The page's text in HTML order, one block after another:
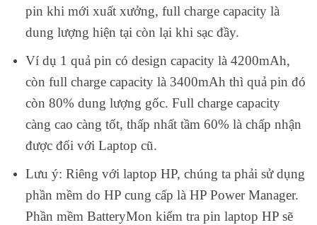
pin khi mới xuất xưởng, full charge capacity là
dung lượng hiện tại còn lại khi sạc đầy.
Ví dụ 1 quả pin có design capacity là 4200mAh,
còn full charge capacity là 3400mAh thì quả pin đó
còn 80% dung lượng gốc. Full charge capacity
càng cao càng tốt, thấp nhất tầm 60% là chấp nhận
được đối với Laptop cũ.
Lưu ý: Riêng với laptop HP, chúng ta phải sử dụng
phần mềm do HP cung cấp là HP Power Manager.
Phần mềm BatteryMon kiểm tra pin laptop HP sẽ